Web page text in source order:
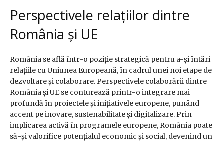
Perspectivele relațiilor dintre
România și UE
România se află într-o poziție strategică pentru a-și întări
relațiile cu Uniunea Europeană, în cadrul unei noi etape de
dezvoltare și colaborare. Perspectivele colaborării dintre
România și UE se conturează printr-o integrare mai
profundă în proiectele și inițiativele europene, punând
accent pe inovare, sustenabilitate și digitalizare. Prin
implicarea activă în programele europene, România poate
să-și valorifice potențialul economic și social, devenind un